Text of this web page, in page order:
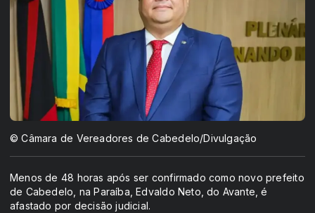
© Câmara de Vereadores de Cabedelo/Divulgação
Menos de 48 horas após ser confirmado como novo prefeito
de Cabedelo, na Paraíba, Edvaldo Neto, do Avante, é
afastado por decisão judicial.